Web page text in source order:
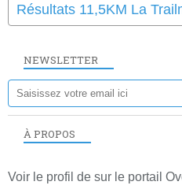
Résultats 11,5KM La
NEWSLETTER
À PROPOS
Voir le profil de sur le portail